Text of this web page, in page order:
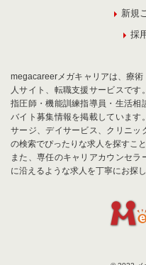
新規
採
megacareerメガキャリアは、療
人サイト、転職支援サービスで
指圧師・機能訓練指導員・生活相
バイト募集情報を掲載しています
サージ、デイサービス、クリニッ
の検索でぴったりな求人を探すこと
また、専任のキャリアカウンセ
に沿えるような求人を丁寧にお探